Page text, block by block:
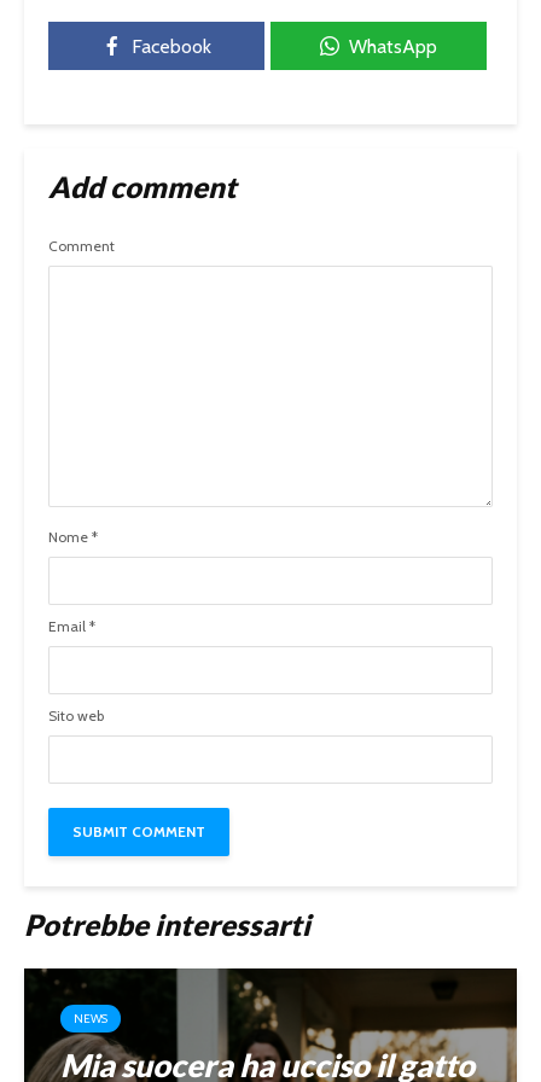
Facebook WhatsApp
Add comment
Comment
Nome *
Email *
Sito web
Potrebbe interessarti
NEWS
Mia suocera ha ucciso il gatto